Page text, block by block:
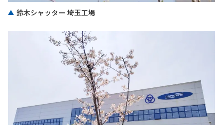
鈴木シャッター 埼玉工場